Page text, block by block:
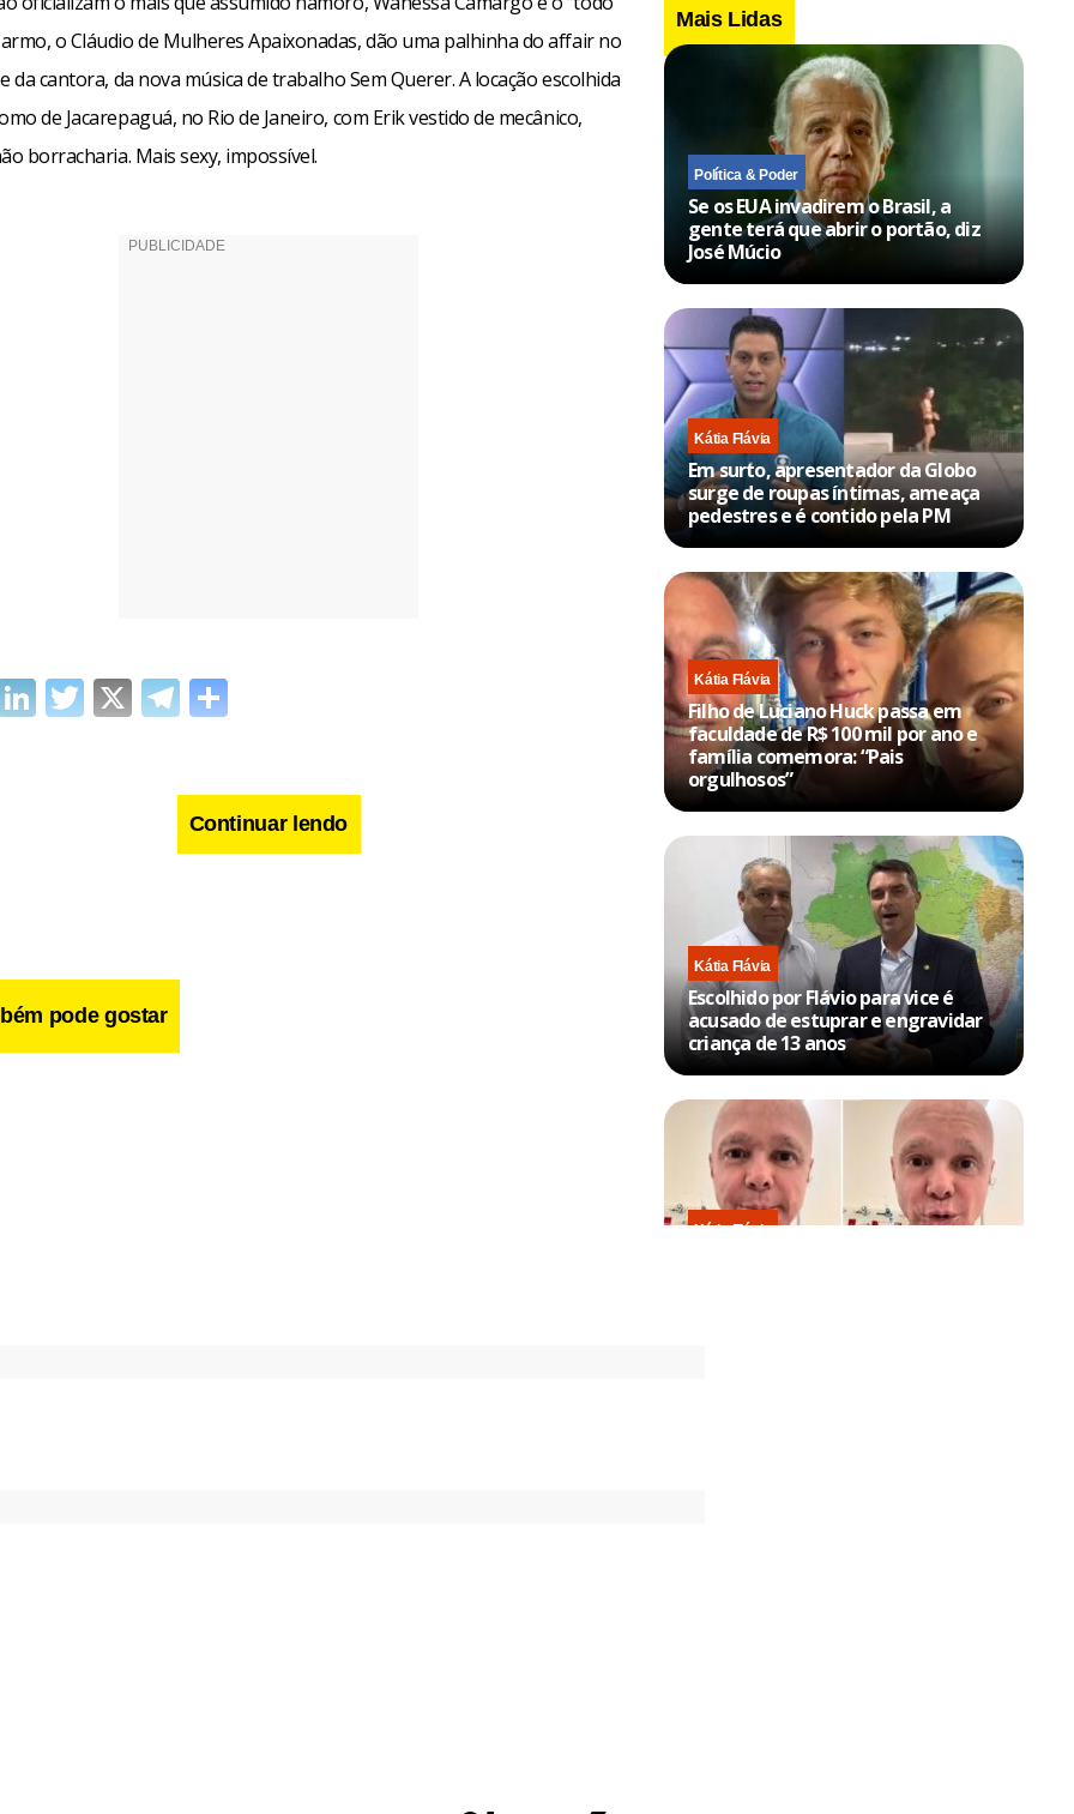
o Cláudio de Mulheres Apaixonadas, dão uma palhinha do affair no
da cantora, da nova música de trabalho Sem Querer. A locação escolhida
de Jacarepaguá, no Rio de Janeiro, com Erik vestido de mecânico,
borracharia. Mais sexy, impossível.
LinkedIn
Twitter
X Telegram
Continuar lendo
pode gostar
Mais Lidas
Política & Poder
Se os EUA invadirem o Brasil, a
gente terá que abrir o portão, diz
José Múcio
Kátia Flávia
Em surto, apresentador da Globo
surge de roupas íntimas, ameaça
pedestres e é contido pela PM
Kátia Flávia
Filho de Luciano Huck passa em
faculdade de R$ 100 mil por ano e
família comemora: “Pais
orgulhosos”
Kátia Flávia
Escolhido por Flávio para vice é
acusado de estuprar e engravidar
criança de 13 anos
Kátia Flávia